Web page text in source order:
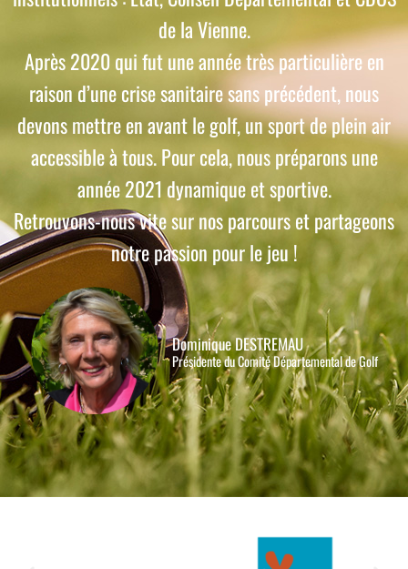
de la Vienne.
Après 2020 qui fut une année très particulière en
raison d’une crise sanitaire sans précédent, nous
devons mettre en avant le golf, un sport de plein air
accessible à tous. Pour cela, nous préparons une
année 2021 dynamique et sportive.
Retrouvons-nous vite sur nos parcours et partageons
notre passion pour le jeu !
Dominique DESTREMAU
Présidente du Comité Départemental de Golf